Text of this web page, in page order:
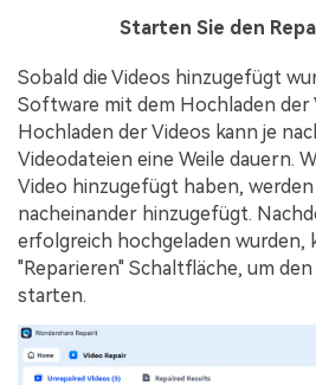
Starten Sie den
Sobald die Videos hinzugefügt
Software mit dem Hochladen der
Hochladen der Videos kann je
Videodateien eine Weile dauern.
Video hinzugefügt haben, werden
nacheinander hinzugefügt.
erfolgreich hochgeladen wurden,
"Reparieren" Schaltfläche, um
starten.